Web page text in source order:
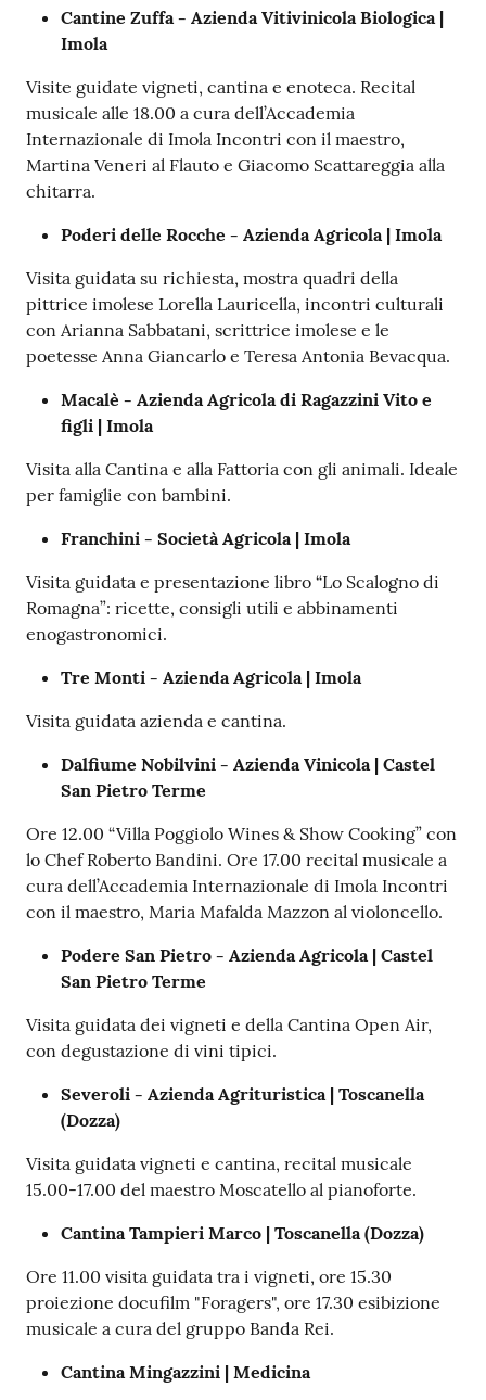
Cantine Zuffa - Azienda Vitivinicola Biologica |
Imola
Visite guidate vigneti, cantina e enoteca. Recital
musicale alle 18.00 a cura dell’Accademia
Internazionale di Imola Incontri con il maestro,
Martina Veneri al Flauto e Giacomo Scattareggia alla
chitarra.
Poderi delle Rocche - Azienda Agricola | Imola
Visita guidata su richiesta, mostra quadri della
pittrice imolese Lorella Lauricella, incontri culturali
con Arianna Sabbatani, scrittrice imolese e le
poetesse Anna Giancarlo e Teresa Antonia Bevacqua.
Macalè - Azienda Agricola di Ragazzini Vito e
figli | Imola
Visita alla Cantina e alla Fattoria con gli animali. Ideale
per famiglie con bambini.
Franchini - Società Agricola | Imola
Visita guidata e presentazione libro “Lo Scalogno di
Romagna”: ricette, consigli utili e abbinamenti
enogastronomici.
Tre Monti - Azienda Agricola | Imola
Visita guidata azienda e cantina.
Dalfiume Nobilvini - Azienda Vinicola | Castel
San Pietro Terme
Ore 12.00 “Villa Poggiolo Wines & Show Cooking” con
lo Chef Roberto Bandini. Ore 17.00 recital musicale a
cura dell’Accademia Internazionale di Imola Incontri
con il maestro, Maria Mafalda Mazzon al violoncello.
Podere San Pietro - Azienda Agricola | Castel
San Pietro Terme
Visita guidata dei vigneti e della Cantina Open Air,
con degustazione di vini tipici.
Severoli - Azienda Agrituristica | Toscanella
(Dozza)
Visita guidata vigneti e cantina, recital musicale
15.00-17.00 del maestro Moscatello al pianoforte.
Cantina Tampieri Marco | Toscanella (Dozza)
Ore 11.00 visita guidata tra i vigneti, ore 15.30
proiezione docufilm "Foragers", ore 17.30 esibizione
musicale a cura del gruppo Banda Rei.
Cantina Mingazzini | Medicina